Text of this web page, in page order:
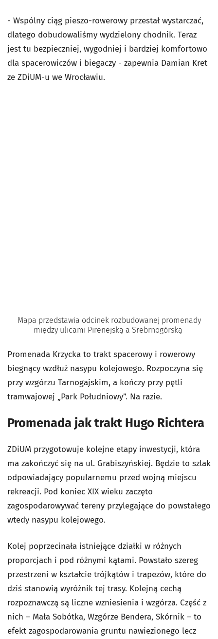
- Wspólny ciąg pieszo-rowerowy przestał wystarczać,
dlatego dobudowaliśmy wydzielony chodnik. Teraz
jest tu bezpieczniej, wygodniej i bardziej komfortowo
dla spacerowiczów i biegaczy - zapewnia Damian Kret
ze ZDiUM-u we Wrocławiu.
Mapa przedstawia odcinek rozbudowanej promenady
między ulicami Pirenejską a Srebrnogórską
Promenada Krzycka to trakt spacerowy i rowerowy
biegnący wzdłuż nasypu kolejowego. Rozpoczyna się
przy wzgórzu Tarnogajskim, a kończy przy pętli
tramwajowej „Park Południowy”. Na razie.
Promenada jak trakt Hugo Richtera
ZDiUM przygotowuje kolejne etapy inwestycji, która
ma zakończyć się na ul. Grabiszyńskiej. Będzie to szlak
odpowiadający popularnemu przed wojną miejscu
rekreacji. Pod koniec XIX wieku zaczęto
zagospodarowywać tereny przylegające do powstałego
wtedy nasypu kolejowego.
Kolej poprzecinała istniejące działki w różnych
proporcjach i pod różnymi kątami. Powstało szereg
przestrzeni w kształcie trójkątów i trapezów, które do
dziś stanowią wyróżnik tej trasy. Kolejną cechą
rozpoznawczą są liczne wzniesienia i wzgórza. Część z
nich – Mała Sobótka, Wzgórze Bendera, Skórnik – to
efekt zagospodarowania gruntu nawiezionego lecz